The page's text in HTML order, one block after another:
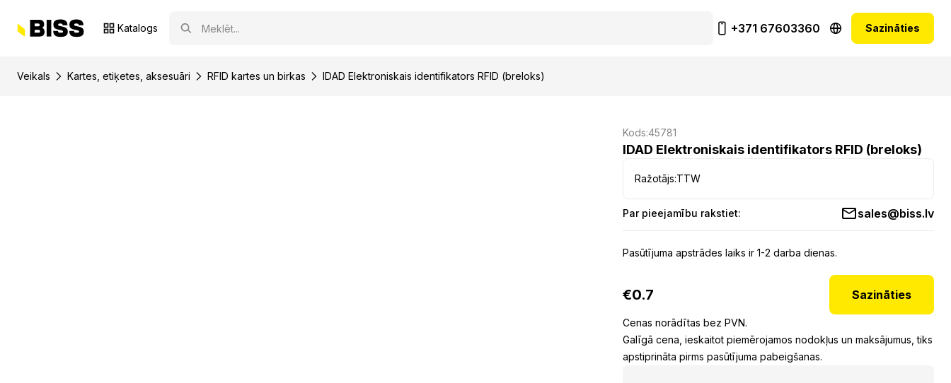
Katalogs +371 67603360 Sazināties
Veikals Kartes, etiķetes, aksesuāri RFID kartes un birkas IDAD Elektroniskais identifikators RFID (breloks)
Kods:45781
IDAD Elektroniskais identifikators RFID (breloks)
Ražotājs:TTW
Par pieejamību rakstiet: sales@biss.lv
Pasūtījuma apstrādes laiks ir 1-2 darba dienas.
€0.7 Sazināties
Cenas norādītas bez PVN.
Galīgā cena, ieskaitot piemērojamos nodokļus un maksājumus, tiks
apstiprināta pirms pasūtījuma pabeigšanas.